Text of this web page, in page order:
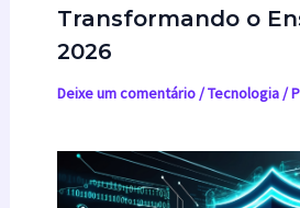
Transformando o
2026
Deixe um comentário /Tecnologia/